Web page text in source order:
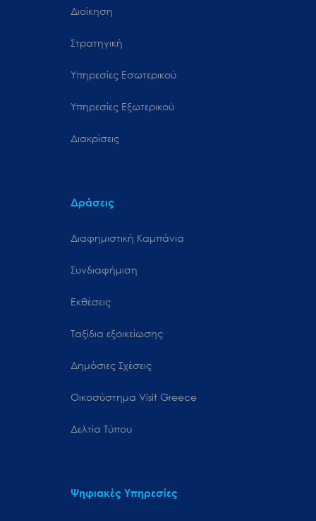
Διοίκηση
Στρατηγική
Υπηρεσίες Εσωτερικού
Υπηρεσίες Εξωτερικού
Διακρίσεις
Δράσεις
Διαφημιστική Καμπάνια
Συνδιαφήμιση
Εκθέσεις
Ταξίδια εξοικείωσης
Δημόσιες Σχέσεις
Oικοσύστημα Visit Greece
Δελτία Τύπου
Ψηφιακές Υπηρεσίες